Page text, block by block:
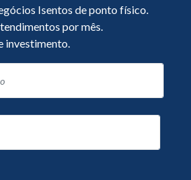
Isentos de ponto físico.
por mês.
investimento.